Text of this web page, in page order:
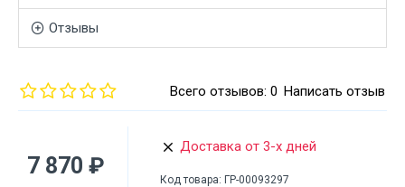
Отзывы
Всего отзывов: 0 Написать отзыв
7 870 ₽
Доставка от 3-х дней
Код товара: ГР-00093297